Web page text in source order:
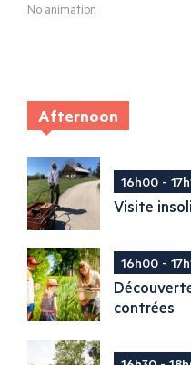
No animation
Afternoon
16h00 -
Visite
16h00 -
contrées